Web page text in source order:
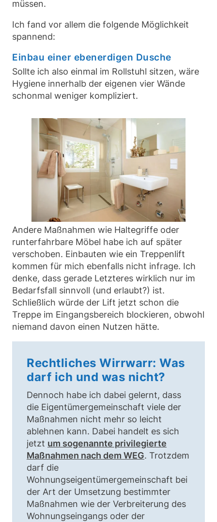
müssen.
Ich fand vor allem die folgende Möglichkeit
spannend:
Einbau einer ebenerdigen Dusche
Sollte ich also einmal im Rollstuhl sitzen, wäre
Hygiene innerhalb der eigenen vier Wände
schonmal weniger kompliziert.
Andere Maßnahmen wie Haltegriffe oder
runterfahrbare Möbel habe ich auf später
verschoben. Einbauten wie ein Treppenlift
kommen für mich ebenfalls nicht infrage. Ich
denke, dass gerade Letzteres wirklich nur im
Bedarfsfall sinnvoll (und erlaubt?) ist.
Schließlich würde der Lift jetzt schon die
Treppe im Eingangsbereich blockieren, obwohl
niemand davon einen Nutzen hätte.
Rechtliches Wirrwarr: Was
darf ich und was nicht?
Dennoch habe ich dabei gelernt, dass
die Eigentümergemeinschaft viele der
Maßnahmen nicht mehr so leicht
ablehnen kann. Dabei handelt es sich
jetzt um sogenannte privilegierte
Maßnahmen nach dem WEG. Trotzdem
darf die
Wohnungseigentümergemeinschaft bei
der Art der Umsetzung bestimmter
Maßnahmen wie der Verbreiterung des
Wohnungseingangs oder der